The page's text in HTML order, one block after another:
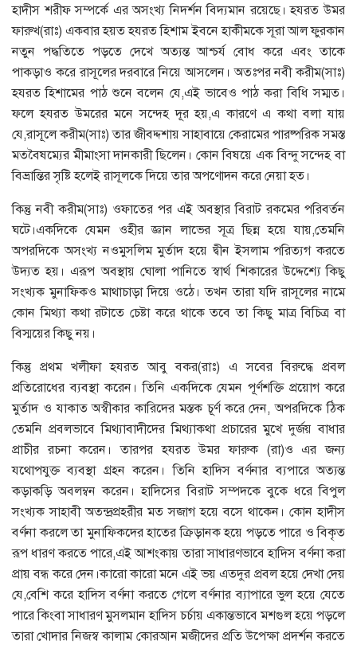
হাদীস শরীফ সম্পর্কে এর অসংখ্য নিদর্শন বিদ্যমান রয়েছে। হযরত উমর
ফারুখ(রাঃ) একবার হয়ত হযরত হিশাম ইবনে হাকীমকে সূরা আল ফুরকান
নতুন পদ্ধতিতে পড়তে দেখে অত্যন্ত আশ্চর্য বোধ করে এবং তাকে
পাকড়াও করে রাসূলের দরবারে নিয়ে আসলেন। অতঃপর নবী করীম(সাঃ)
হযরত হিশামের পাঠ শুনে বলেন যে,এই ভাবেও পাঠ করা বিধি সম্মত।
ফলে হযরত উমরের মনে সন্দেহ দূর হয়,এ কারণে এ কথা বলা যায়
যে,রাসূলে করীম(সাঃ) তার জীবদ্দশায় সাহাবায়ে কেরামের পারষ্পরিক সমস্ত
মতবৈষম্যের মীমাংসা দানকারী ছিলেন। কোন বিষয়ে এক বিন্দু সন্দেহ বা
বিভ্রান্তির সৃষ্টি হলেই রাসূলকে দিয়ে তার অপণোদন করে নেয়া হত।
কিন্তু নবী করীম(সাঃ) ওফাতের পর এই অবস্থার বিরাট রকমের পরিবর্তন
ঘটে।একদিকে যেমন ওহীর জ্ঞান লাভের সূত্র ছিন্ন হয়ে যায়,তেমনি
অপরদিকে অসংখ্য নওমুসলিম মুর্তাদ হয়ে দ্বীন ইসলাম পরিত্যগ করতে
উদ্যত হয়। এরূপ অবস্থায় ঘোলা পানিতে স্বার্থ শিকারের উদ্দেশ্যে কিছু
সংখ্যক মুনাফিকও মাথাচাড়া দিয়ে ওঠে। তখন তারা যদি রাসূলের নামে
কোন মিথ্যা কথা রটাতে চেষ্টা করে থাকে তবে তা কিছু মাত্র বিচিত্র বা
বিস্ময়ের কিছু নয়।
কিন্তু প্রথম খলীফা হযরত আবু বকর(রাঃ) এ সবের বিরুদ্ধে প্রবল
প্রতিরোধের ব্যবস্থা করেন। তিনি একদিকে যেমন পূর্ণশক্তি প্রয়োগ করে
মুর্তাদ ও যাকাত অস্বীকার কারিদের মস্তক চূর্ণ করে দেন, অপরদিকে ঠিক
তেমনি প্রবলভাবে মিথ্যাবাদীদের মিথ্যাকথা প্রচারের মুখে দুর্জয় বাধার
প্রাচীর রচনা করেন। তারপর হযরত উমর ফারুক (রা)ও এর জন্য
যথোপযুক্ত ব্যবস্থা গ্রহন করেন। তিনি হাদিস বর্ণনার ব্যপারে অত্যন্ত
কড়াকড়ি অবলম্বন করেন। হাদিসের বিরাট সম্পদকে বুকে ধরে বিপুল
সংখ্যক সাহাবী অতন্দ্রপ্রহরীর মত সজাগ হয়ে বসে থাকেন। কোন হাদীস
বর্ণনা করলে তা মুনাফিকদের হাতের ক্রিড়ানক হয়ে পড়তে পারে ও বিকৃত
রূপ ধারণ করতে পারে,এই আশংকায় তারা সাধারণভাবে হাদিস বর্ণনা করা
প্রায় বন্ধ করে দেন।কারো কারো মনে এই ভয় এতদুর প্রবল হয়ে দেখা দেয়
যে,বেশি করে হাদিস বর্ণনা করতে গেলে বর্ণনার ব্যাপারে ভুল হয়ে যেতে
পারে কিংবা সাধারণ মুসলমান হাদিস চর্চায় একান্তভাবে মশগুল হয়ে পড়লে
তারা খোদার নিজস্ব কালাম কোরআন মজীদের প্রতি উপেক্ষা প্রদর্শন করতে